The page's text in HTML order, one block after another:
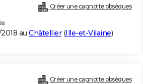
Créer une cagnotte obsèques
2018 au Châtellier(Ille-et-Vilaine)
Créer une cagnotte obsèques